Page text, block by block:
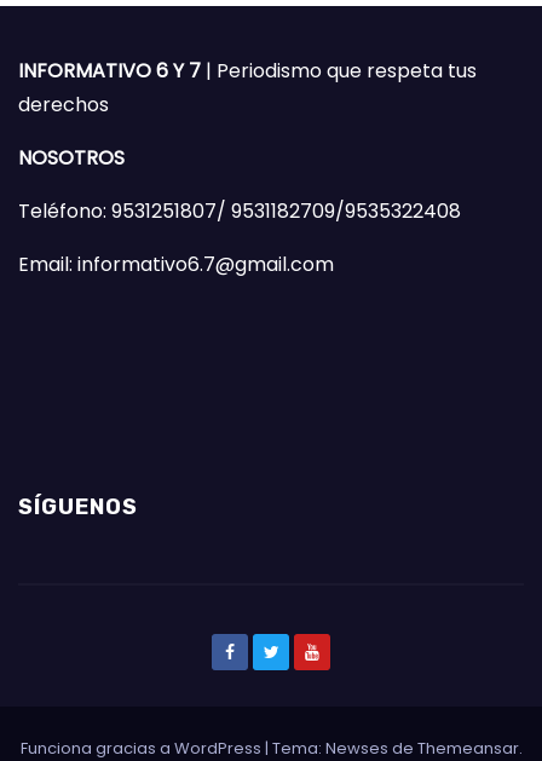
INFORMATIVO 6 Y 7 | Periodismo que respeta tus
derechos
NOSOTROS
Teléfono: 9531251807/ 9531182709/9535322408
Email: informativo6.7@gmail.com
SÍGUENOS
Funciona gracias a WordPress | Tema: Newses de Themeansar.